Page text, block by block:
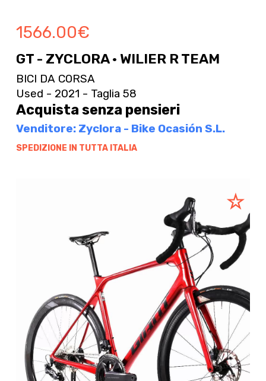
1566.00€
GT - ZYCLORA · WILIER R TEAM
BICI DA CORSA
Used - 2021 - Taglia 58
Acquista senza pensieri
Venditore: Zyclora - Bike Ocasión S.L.
SPEDIZIONE IN TUTTA ITALIA